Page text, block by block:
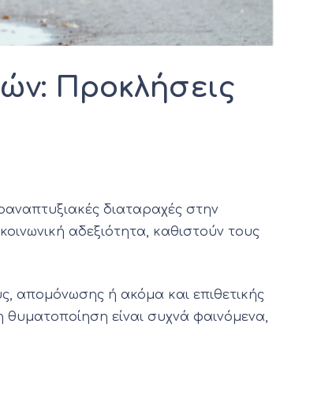
Προκλήσεις
διαταραχές στην
αδεξιότητα, καθιστούν τους
απομόνωσης ή ακόμα και επιθετικής
είναι συχνά φαινόμενα,